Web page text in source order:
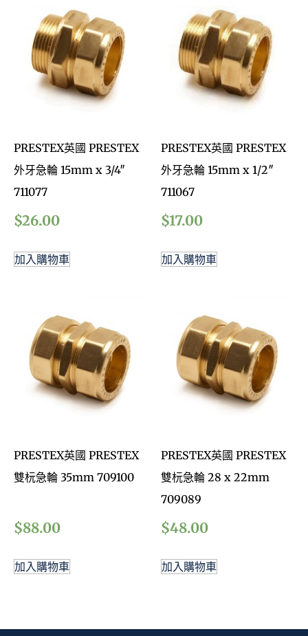
PRESTEX英國 PRESTEX
外牙急輪 15mm x 3/4″
711077
$26.00
加入購物車
PRESTEX英國 PRESTEX
外牙急輪 15mm x 1/2″
711067
$17.00
加入購物車
PRESTEX英國 PRESTEX
雙杬急輪 35mm 709100
$88.00
加入購物車
PRESTEX英國 PRESTEX
雙杬急輪 28 x 22mm
709089
$48.00
加入購物車